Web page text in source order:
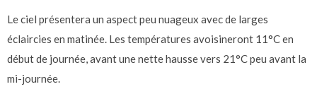
Le ciel présentera un aspect peu nuageux avec de larges
éclaircies en matinée. Les températures avoisineront 11°C en
début de journée, avant une nette hausse vers 21°C peu avant la
mi-journée.